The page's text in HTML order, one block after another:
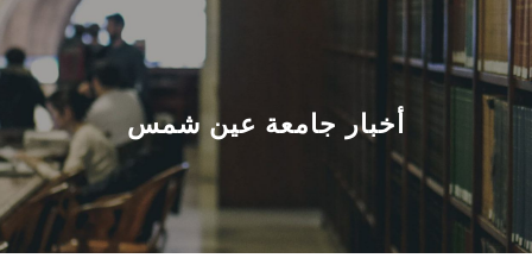
عن الجامعة
القطاعـات
الشئون الأكاديمية
البحث العلمي
أخبار جامعة عين شمس